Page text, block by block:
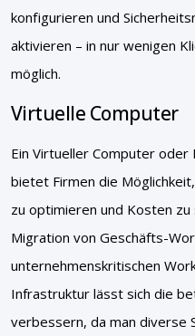
konfigurieren und
aktivieren – in nur wenigen
möglich.
Virtuelle Computer
Ein Virtueller Computer oder
bietet Firmen die
zu optimieren und Kosten zu
Migration von Geschäfts-
unternehmenskritischen
Infrastruktur lässt sich die
verbessern, da man diverse